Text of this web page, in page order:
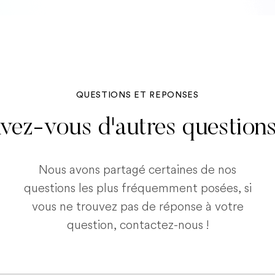
QUESTIONS ET REPONSES
vous d'autres
Nous avons partagé certaines de nos
questions les plus fréquemment posées, si
vous ne trouvez pas de réponse à votre
question, contactez-nous !